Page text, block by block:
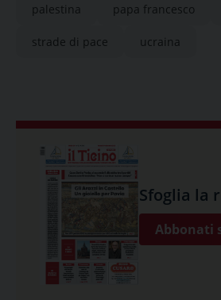
palestina papa francesco
strade di pace ucraina
Sfoglia la
Abbonati